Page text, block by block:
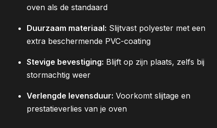
oven als de standaard
Duurzaam materiaal: Slijtvast polyester met een
extra beschermende PVC-coating
Stevige bevestiging: Blijft op zijn plaats, zelfs bij
stormachtig weer
Verlengde levensduur: Voorkomt slijtage en
prestatieverlies van je oven